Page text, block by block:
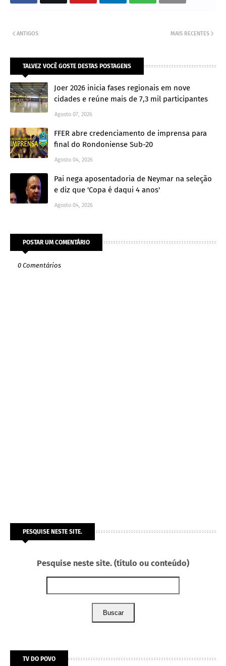
MAIS RECENTES
ANTIGOS
TALVEZ VOCÊ GOSTE DESTAS POSTAGENS
Joer 2026 inicia fases regionais em nove
cidades e reúne mais de 7,3 mil participantes
Agosto 07, 2026
FFER abre credenciamento de imprensa para
final do Rondoniense Sub-20
Agosto 04, 2026
Pai nega aposentadoria de Neymar na seleção
e diz que 'Copa é daqui 4 anos'
Agosto 04, 2026
POSTAR UM COMENTÁRIO
0 Comentários
PESQUISE NESTE SITE.
Pesquise neste site. (título ou conteúdo)
Buscar
TV DO POVO